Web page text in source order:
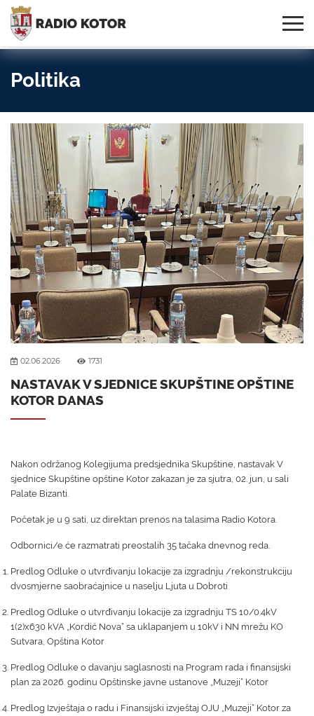
S PONOSOM NOSIMO IME
SVOG GRADA!
Politika
02.06.2026 1731
NASTAVAK V SJEDNICE SKUPŠTINE OPŠTINE
KOTOR DANAS
Nakon održanog Kolegijuma predsjednika Skupštine, nastavak V
sjednice Skupštine opštine Kotor zakazan je za sjutra, 02. jun, u sali
Palate Bizanti.
Početak je u 9 sati, uz direktan prenos na talasima Radio Kotora.
Odbornici/e će razmatrati preostalih 35 tačaka dnevnog reda.
Predlog Odluke o utvrđivanju lokacije za izgradnju /rekonstrukciju
dvosmjerne saobraćajnice u naselju Ljuta u Dobroti
Predlog Odluke o utvrđivanju lokacije za izgradnju TS 10/0.4kV
1(2)x630 kVA „Kordić Nova“ sa uklapanjem u 10kV i NN mrežu KO
Sutvara, Opština Kotor
Predlog Odluke o davanju saglasnosti na Program rada i finansijski
plan za 2026. godinu Opštinske javne ustanove „Muzeji“ Kotor
Predlog Izvještaja o radu i Finansijski izvještaj OJU „Muzeji“ Kotor za